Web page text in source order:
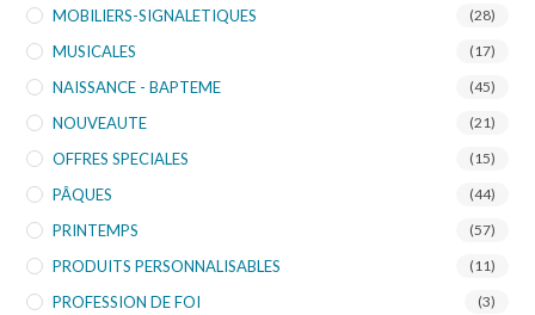
MOBILIERS-SIGNALETIQUES (28)
MUSICALES (17)
NAISSANCE - BAPTEME (45)
NOUVEAUTE (21)
OFFRES SPECIALES (15)
PÂQUES (44)
PRINTEMPS (57)
PRODUITS PERSONNALISABLES (11)
PROFESSION DE FOI (3)